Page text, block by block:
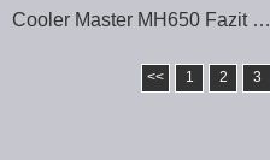
Cooler Master MH650 Fazit …
<< 1 2 3